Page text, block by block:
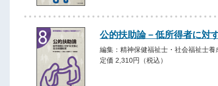
公的扶助論－低所得者に対
編集：精神保健福祉士・社会福祉士
定価 2,310円（税込）